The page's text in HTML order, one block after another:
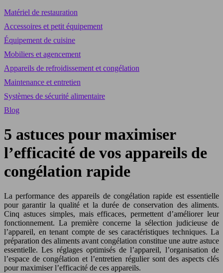
Matériel de restauration
Accessoires et petit équipement
Équipement de cuisine
Mobiliers et agencement
Appareils de refroidissement et congélation
Maintenance et entretien
Systèmes de sécurité alimentaire
Blog
5 astuces pour maximiser
l’efficacité de vos appareils de
congélation rapide
La performance des appareils de congélation rapide est essentielle
pour garantir la qualité et la durée de conservation des aliments.
Cinq astuces simples, mais efficaces, permettent d’améliorer leur
fonctionnement. La première concerne la sélection judicieuse de
l’appareil, en tenant compte de ses caractéristiques techniques. La
préparation des aliments avant congélation constitue une autre astuce
essentielle. Les réglages optimisés de l’appareil, l’organisation de
l’espace de congélation et l’entretien régulier sont des aspects clés
pour maximiser l’efficacité de ces appareils.